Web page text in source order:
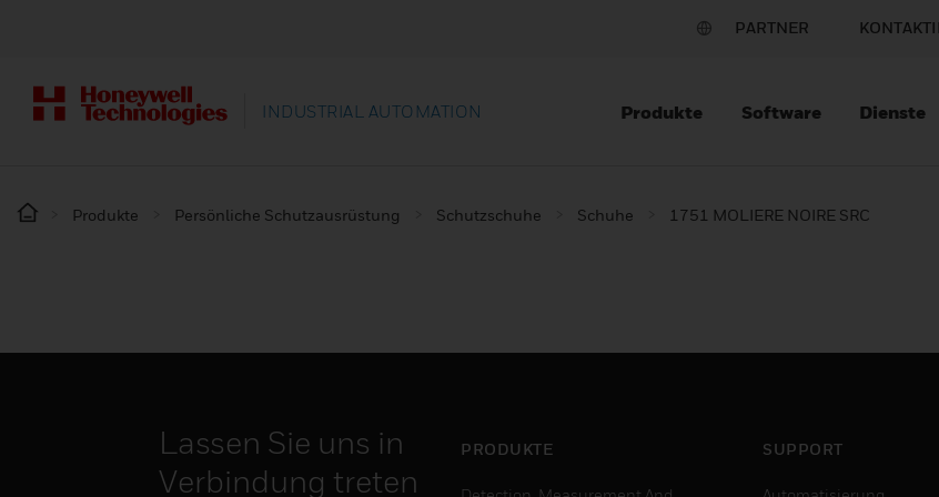
PARTNER
INDUSTRIAL AUTOMATION Produkte Software Dienste
Produkte Persönliche Schutzausrüstung Schutzschuhe Schuhe 1751 MOLIERE NOIRE SRC
Lassen Sie uns in
Verbindung treten
PRODUKTE SUPPORT